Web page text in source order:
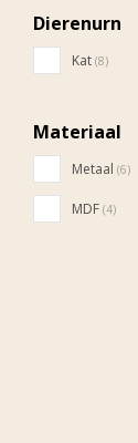
Dierenurn
Kat (8)
Materiaal
Metaal (6)
MDF (4)